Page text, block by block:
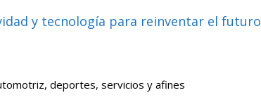
y tecnología para reinventar el futuro
deportes, servicios y afines